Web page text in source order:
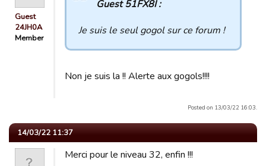
Guest
24JH0A
Member
Guest 51FX8I :
Je suis le seul gogol sur ce forum !
Non je suis la !! Alerte aux gogols!!!!
Posted on 13/03/22 16:03.
14/03/22 11:37
Merci pour le niveau 32, enfin !!!